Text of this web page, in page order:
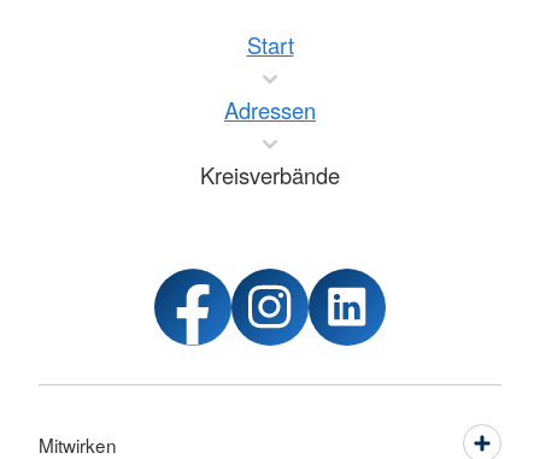
Start
Adressen
Kreisverbände
Mitwirken